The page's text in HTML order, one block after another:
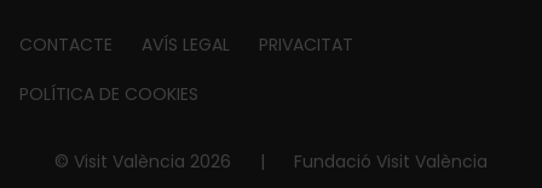
Footer
about
CONTACTE AVÍS LEGAL PRIVACITAT
POLÍTICA DE COOKIES
© Visit València 2026 | Fundació Visit València